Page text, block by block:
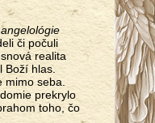
angelológie
či počuli
realita
Boží hlas.
mimo seba.
prekrylo
toho, čo